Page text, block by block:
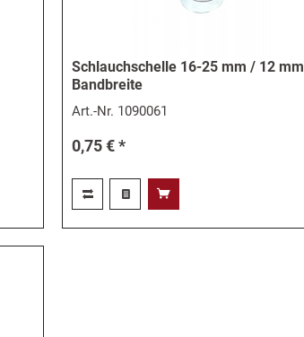
Schlauchschelle 16-25 mm / 12 mm
Bandbreite
Art.-Nr. 1090061
0,75 € *